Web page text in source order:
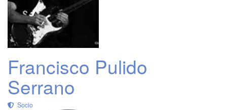
Francisco Pulido
Serrano
Socio